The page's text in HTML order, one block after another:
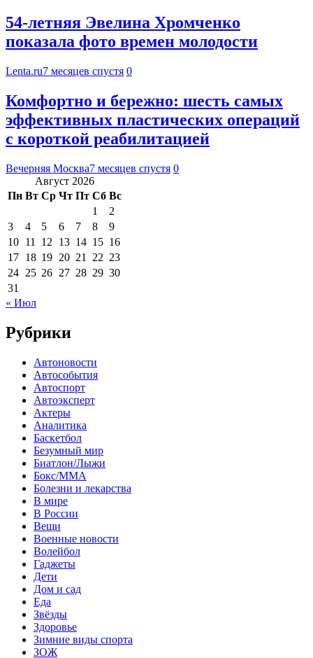
54-летняя Эвелина Хромченко
показала фото времен молодости
Lenta.ru7 месяцев спустя 0
Комфортно и бережно: шесть самых
эффективных пластических операций
с короткой реабилитацией
Вечерняя Москва7 месяцев спустя 0
Август 2026
Пн Вт Ср Чт Пт Сб Вс
1
2
3
4 5 6 7 8
9
10 11 12 13 14 15 16
17 18 19 20 21 22 23
24 25 26 27 28 29 30
31
« Июл
Рубрики
Автоновости
Автособытия
Автоспорт
Автоэксперт
Актеры
Аналитика
Баскетбол
Безумный мир
Биатлон/Лыжи
Бокс/MMA
Болезни и лекарства
В мире
В России
Вещи
Военные новости
Волейбол
Гаджеты
Дети
Дом и сад
Еда
Звёзды
Здоровье
Зимние виды спорта
ЗОЖ